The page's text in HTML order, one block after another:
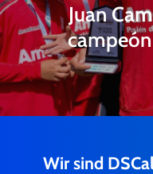
Juan
Wir sind